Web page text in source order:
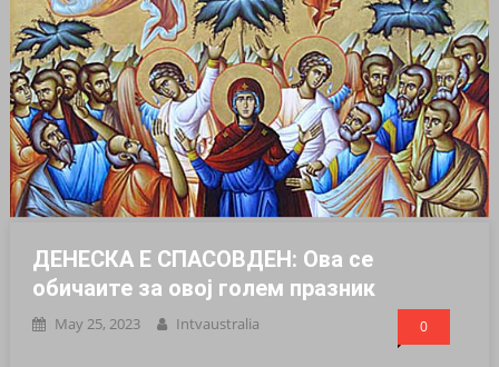
ДЕНЕСКА Е СПАСОВДЕН: Ова се
обичаите за овој голем празник
May 25, 2023 Intvaustralia 0